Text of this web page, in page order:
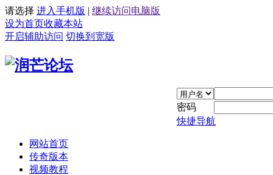
请选择 进入手机版 | 继续访问电脑版
设为首页收藏本站
开启辅助访问 切换到宽版
密码
快捷导航
网站首页
传奇版本
视频教程